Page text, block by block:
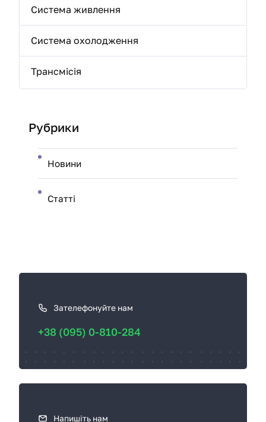
Система живлення
Система охолодження
Трансмісія
Рубрики
Новини
Статті
з
а
Зателефонуйте нам
+38 (095) 0-810-284
Напишіть нам